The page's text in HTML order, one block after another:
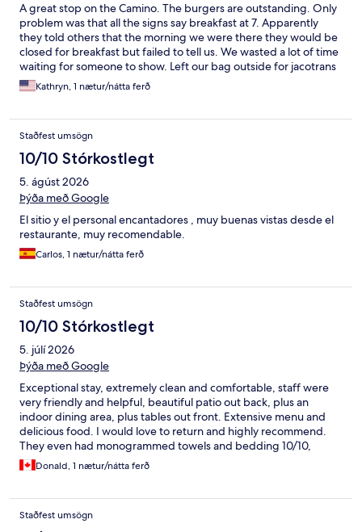
A great stop on the Camino. The burgers are outstanding. Only
problem was that all the signs say breakfast at 7. Apparently
they told others that the morning we were there they would be
closed for breakfast but failed to tell us. We wasted a lot of time
waiting for someone to show. Left our bag outside for jacotrans
- unsure about that. All ended up working out OK but had we
known we would have picked up something the night before
Kathryn, 1 nætur/nátta ferð
Staðfest umsögn
10/10 Stórkostlegt
5. ágúst 2026
Þýða með Google
El sitio y el personal encantadores , muy buenas vistas desde el
restaurante, muy recomendable.
Carlos, 1 nætur/nátta ferð
Staðfest umsögn
10/10 Stórkostlegt
5. júlí 2026
Þýða með Google
Exceptional stay, extremely clean and comfortable, staff were
very friendly and helpful, beautiful patio out back, plus an
indoor dining area, plus tables out front. Extensive menu and
delicious food. I would love to return and highly recommend.
They even had monogrammed towels and bedding 10/10,
thanks for a terrific stay!
Donald, 1 nætur/nátta ferð
Staðfest umsögn